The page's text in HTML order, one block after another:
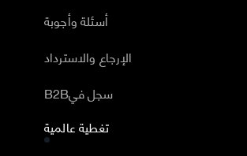
أسئلة وأجوبة
الإرجاع والاسترداد
B2Bسجل في
تغطية عالمية